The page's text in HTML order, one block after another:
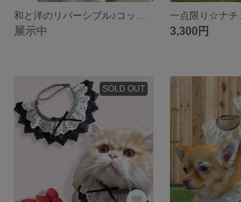
展示中 3,300円
SOLD OUT